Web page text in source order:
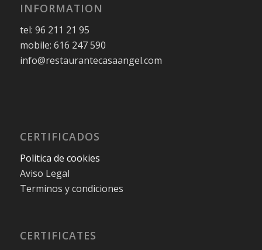
INFORMATION
tel: 96 211 21 95
mobile: 616 247 590
info@restaurantecasaangel.com
CERTIFICADOS
Politica de cookies
Aviso Legal
Terminos y condiciones
CERTIFICATES